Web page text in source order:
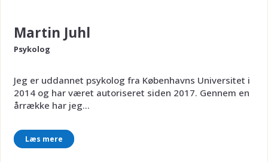
Martin Juhl
Psykolog
Jeg er uddannet psykolog fra Københavns Universitet i
2014 og har været autoriseret siden 2017. Gennem en
årrække har jeg...
Læs mere